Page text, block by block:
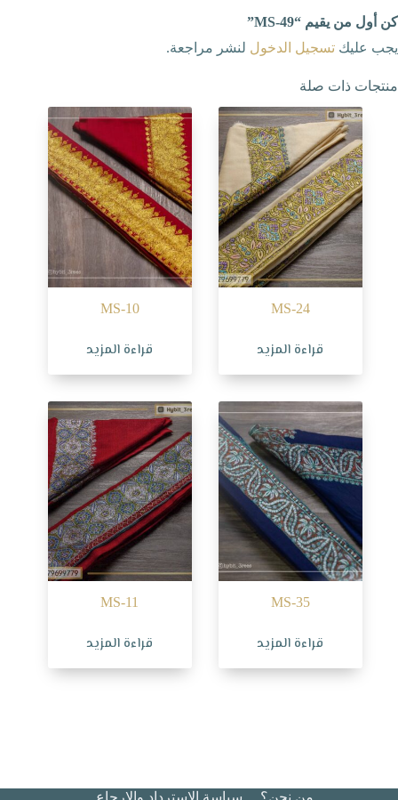
كن أول من يقيم “MS-49”
يجب عليك تسجيل الدخول لنشر مراجعة.
منتجات ذات صلة
MS-24
قراءة المزيد
MS-10
قراءة المزيد
MS-35
قراءة المزيد
MS-11
قراءة المزيد
من نحن؟ سياسة الاسترداد والإرجاع